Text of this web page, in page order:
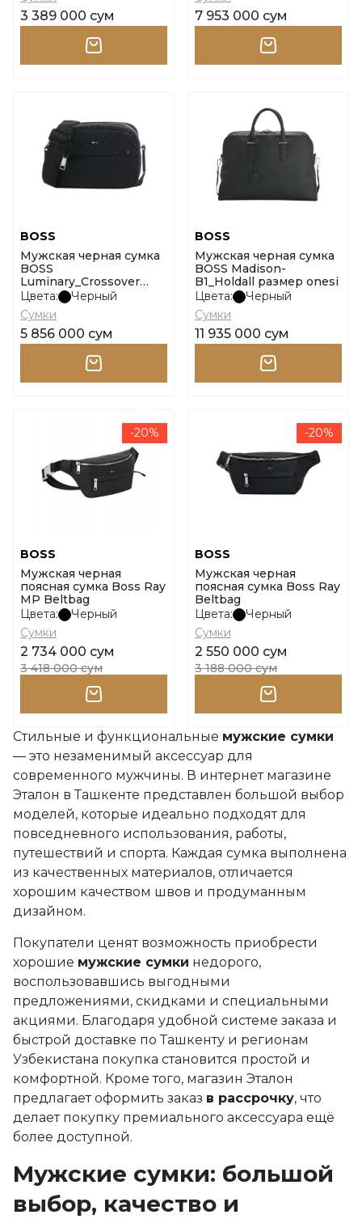
3 389 000 сум 7 953 000 сум
BOSS
Мужская черная сумка
BOSS
Luminary_Crossover
размер onesi
Цвета:
Черный
Сумки
5 856 000 сум
BOSS
Мужская черная сумка
BOSS Madison-
B1_Holdall размер onesi
Цвета:
Черный
Сумки
11 935 000 сум
-20%
BOSS
Мужская черная
поясная сумка Boss Ray
MP Beltbag
Цвета:
Черный
Сумки
2 734 000 сум
3 418 000 сум
-20%
BOSS
Мужская черная
поясная сумка Boss Ray
Beltbag
Цвета:
Черный
Сумки
2 550 000 сум
3 188 000 сум
Стильные и функциональные мужские сумки
— это незаменимый аксессуар для
современного мужчины. В интернет магазине
Эталон в Ташкенте представлен большой выбор
моделей, которые идеально подходят для
повседневного использования, работы,
путешествий и спорта. Каждая сумка выполнена
из качественных материалов, отличается
хорошим качеством швов и продуманным
дизайном.
Покупатели ценят возможность приобрести
хорошие мужские сумки недорого,
воспользовавшись выгодными
предложениями, скидками и специальными
акциями. Благодаря удобной системе заказа и
быстрой доставке по Ташкенту и регионам
Узбекистана покупка становится простой и
комфортной. Кроме того, магазин Эталон
предлагает оформить заказ в рассрочку, что
делает покупку премиального аксессуара ещё
более доступной.
Мужские сумки: большой
выбор, качество и